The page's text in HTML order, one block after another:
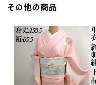
その他の商品